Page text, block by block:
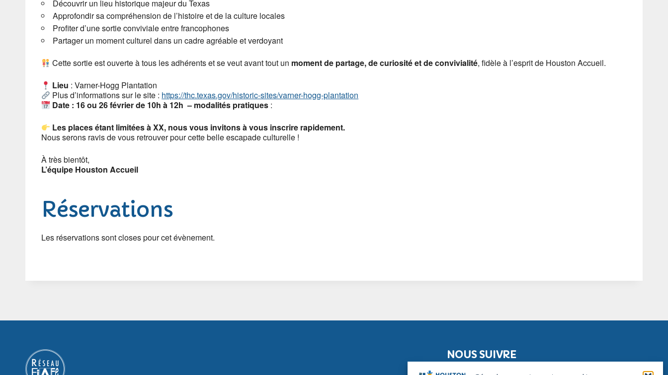
Découvrir un lieu historique majeur du Texas
Approfondir sa compréhension de l’histoire et de la culture locales
Profiter d’une sortie conviviale entre francophones
Partager un moment culturel dans un cadre agréable et verdoyant
Cette sortie est ouverte à tous les adhérents et se veut avant tout un moment de partage, de curiosité et de convivialité, fidèle à l’esprit de Houston Accueil.
Lieu : Varner-Hogg Plantation
Plus d’informations sur le site : https://thc.texas.gov/historic-sites/varner-hogg-plantation
Date : 16 ou 26 février de 10h à 12h – modalités pratiques :
Les places étant limitées à XX, nous vous invitons à vous inscrire rapidement.
Nous serons ravis de vous retrouver pour cette belle escapade culturelle !
À très bientôt,
L’équipe Houston Accueil
Réservations
Les réservations sont closes pour cet évènement.
NOUS SUIVRE